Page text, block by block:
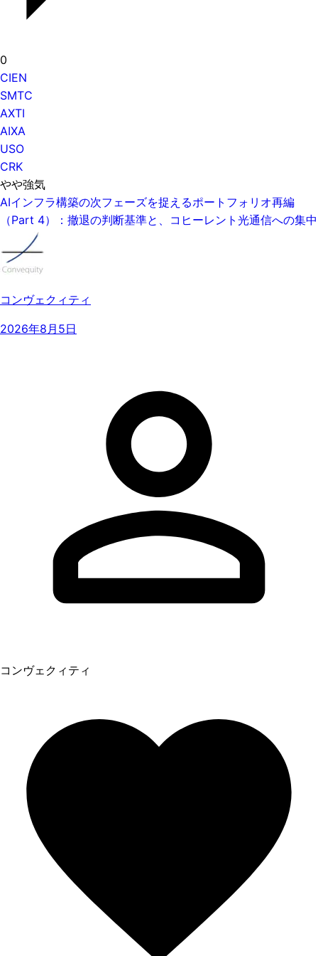
0
CIEN
SMTC
AXTI
AIXA
USO
CRK
やや強気
AIインフラ構築の次フェーズを捉えるポートフォリオ再編
（Part 4）：撤退の判断基準と、コヒーレント光通信への集中
コンヴェクィティ
2026年8月5日
コンヴェクィティ